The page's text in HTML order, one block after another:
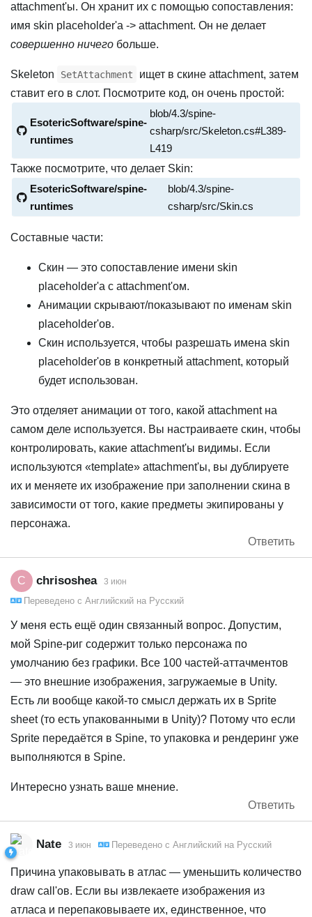
attachment'ы. Он хранит их с помощью сопоставления:
имя skin placeholder'а -> attachment. Он не делает
совершенно ничего больше.
Skeleton SetAttachment
ищет в скине attachment, затем
ставит его в слот. Посмотрите код, он очень простой:
EsotericSoftware/spine-
runtimes
blob/4.3/spine-
csharp/src/Skeleton.cs#L389-
L419
Также посмотрите, что делает Skin:
EsotericSoftware/spine-
runtimes
blob/4.3/spine-
csharp/src/Skin.cs
Составные части:
Скин — это сопоставление имени skin
placeholder'а с attachment'ом.
Анимации скрывают/показывают по именам skin
placeholder'ов.
Скин используется, чтобы разрешать имена skin
placeholder'ов в конкретный attachment, который
будет использован.
Это отделяет анимации от того, какой attachment на
самом деле используется. Вы настраиваете скин, чтобы
контролировать, какие attachment'ы видимы. Если
используются «template» attachment'ы, вы дублируете
их и меняете их изображение при заполнении скина в
зависимости от того, какие предметы экипированы у
персонажа.
Ответить
C chrisoshea 3 июн
Переведено с Английский на Русский
У меня есть ещё один связанный вопрос. Допустим,
мой Spine‑риг содержит только персонажа по
умолчанию без графики. Все 100 частей‑аттачментов
— это внешние изображения, загружаемые в Unity.
Есть ли вообще какой-то смысл держать их в Sprite
sheet (то есть упакованными в Unity)? Потому что если
Sprite передаётся в Spine, то упаковка и рендеринг уже
выполняются в Spine.
Интересно узнать ваше мнение.
Ответить
Nate 3 июн Переведено с Английский на Русский
Причина упаковывать в атлас — уменьшить количество
draw call'ов. Если вы извлекаете изображения из
атласа и перепаковываете их, единственное, что